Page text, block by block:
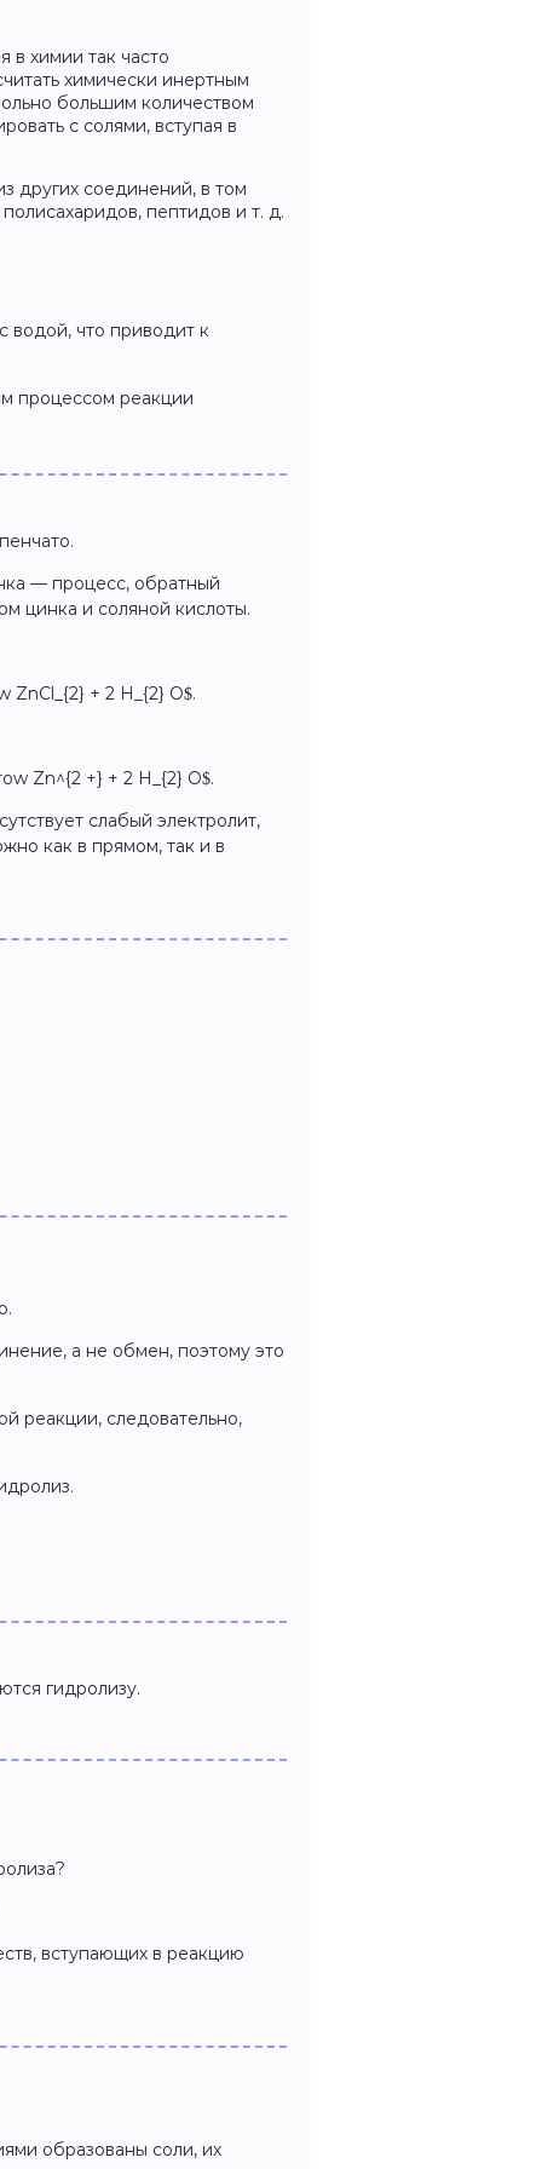
в химии так часто
химически инертным
большим количеством
с солями, вступая в
других соединений, в том
пептидов и т. д.
водой, что приводит к
процессом реакции
— процесс, обратный
цинка и соляной кислоты.
+ 2 H_{2} O$.
Zn^{2 +} + 2 H_{2} O$.
слабый электролит,
как в прямом, так и в
а не обмен, поэтому это
реакции, следовательно,
гидролизу.
вступающих в реакцию
образованы соли, их